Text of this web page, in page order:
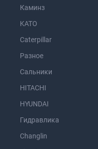
Каминз
KATO
Caterpillar
Разное
Сальники
HITACHI
HYUNDAI
Гидравлика
Changlin